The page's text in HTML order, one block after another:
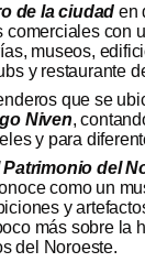
de la ciudad en
comerciales con
museos,
y restaurante
que se
Niven,
y para
del
como un
y
más sobre la
del Noroeste.